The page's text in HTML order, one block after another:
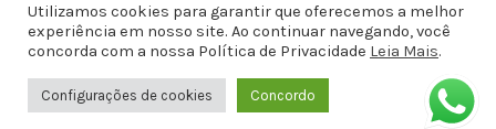
ANDAR SALA 8 - Jatiúca, Maceió - AL,
57036-001
Utilizamos cookies para garantir que oferecemos a melhor
experiência em nosso site. Ao continuar navegando, você
concorda com a nossa Política de Privacidade Leia Mais.
Configurações de cookies Concordo